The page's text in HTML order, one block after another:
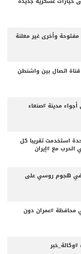
وأخرى غير معلنة
اتصال بين واشنطن
مدينة #صنعاء
استخدمت تقريبا كل
الحرب مع #إيران
قتيل و 5 جرحى في هجوم روسي على
محافظة #عمران دون